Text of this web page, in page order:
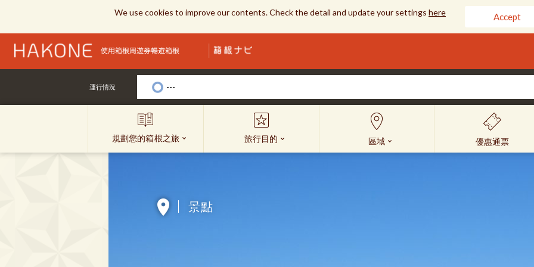
We use cookies to improve our contents. Check the detail and update your settings here Accept
運行情況 ---
規劃您的箱根之旅 旅行目的 區域 優惠通票
景點